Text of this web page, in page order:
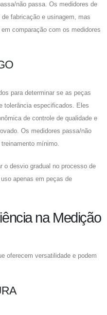
não passa. Os medidores de
fabricação e usinagem, mas
comparação com os medidores
​​para determinar se as peças
tolerância especificados. Eles
de controle de qualidade e
Os medidores passa/não
mínimo.
o desvio gradual no processo de
apenas em peças de
na Medição
oferecem versatilidade e podem